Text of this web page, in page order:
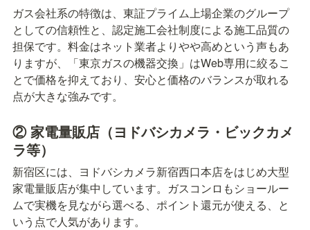
ガス会社系の特徴は、東証プライム上場企業のグループ
としての信頼性と、認定施工会社制度による施工品質の
担保です。料金はネット業者よりやや高めという声もあ
りますが、「東京ガスの機器交換」はWeb専用に絞るこ
とで価格を抑えており、安心と価格のバランスが取れる
点が大きな強みです。
② 家電量販店（ヨドバシカメラ・ビックカメ
ラ等）
新宿区には、ヨドバシカメラ新宿西口本店をはじめ大型
家電量販店が集中しています。ガスコンロもショールー
ムで実機を見ながら選べる、ポイント還元が使える、と
いう点で人気があります。